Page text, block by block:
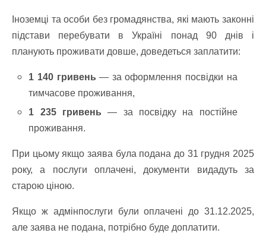
Іноземці та особи без громадянства, які мають законні
підстави перебувати в Україні понад 90 днів і
планують проживати довше, доведеться заплатити:
1 140 гривень — за оформлення посвідки на
тимчасове проживання,
1 235 гривень — за посвідку на постійне
проживання.
При цьому якщо заява була подана до 31 грудня 2025
року, а послуги оплачені, документи видадуть за
старою ціною.
Якщо ж адмінпослуги були оплачені до 31.12.2025,
але заява не подана, потрібно буде доплатити.